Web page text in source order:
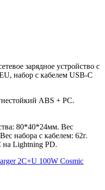
зарядное устройство с
набор с кабелем USB-C
ABS + PC.
80*40*24мм. Вес
набора с кабелем: 62г.
на Lightning PD.
2C+U 100W Cosmic